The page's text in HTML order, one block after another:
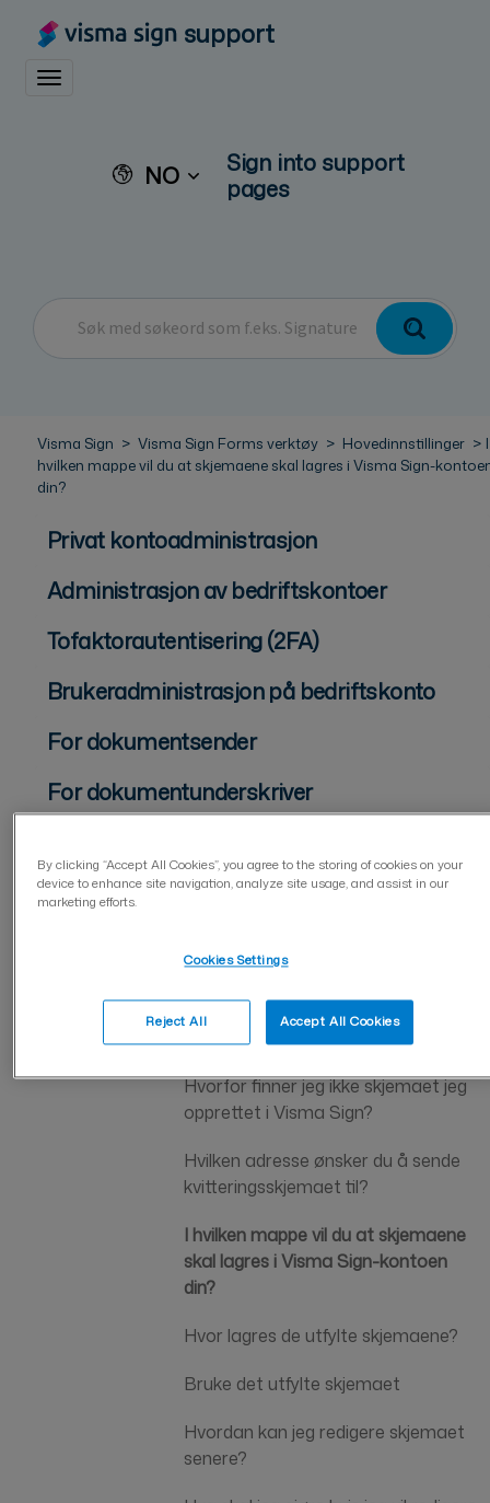
support
Toggle navigation
NO
Sign into support
pages
Visma Sign Visma Sign Forms verktøy Hovedinnstillinger
I
hvilken mappe vil du at skjemaene skal lagres i Visma Sign-
din?
Privat kontoadministrasjon
Administrasjon av bedriftskontoer
Tofaktorautentisering (2FA)
Brukeradministrasjon på bedriftskonto
For dokumentsender
For dokumentunderskriver
Visma Sign Forms verktøy
Hovedinnstillinger
Hvorfor finner jeg ikke skjemaet jeg
opprettet i Visma Sign?
Hvilken adresse ønsker du å sende
kvitteringsskjemaet til?
I hvilken mappe vil du at skjemaene
skal lagres i Visma Sign-kontoen
din?
Hvor lagres de utfylte skjemaene?
Bruke det utfylte skjemaet
Hvordan kan jeg redigere skjemaet
senere?
By clicking “Accept All Cookies”, you agree to the storing of cookies on your
device to enhance site navigation, analyze site usage, and assist in our
marketing efforts.
Cookies Settings
Reject All Accept All Cookies